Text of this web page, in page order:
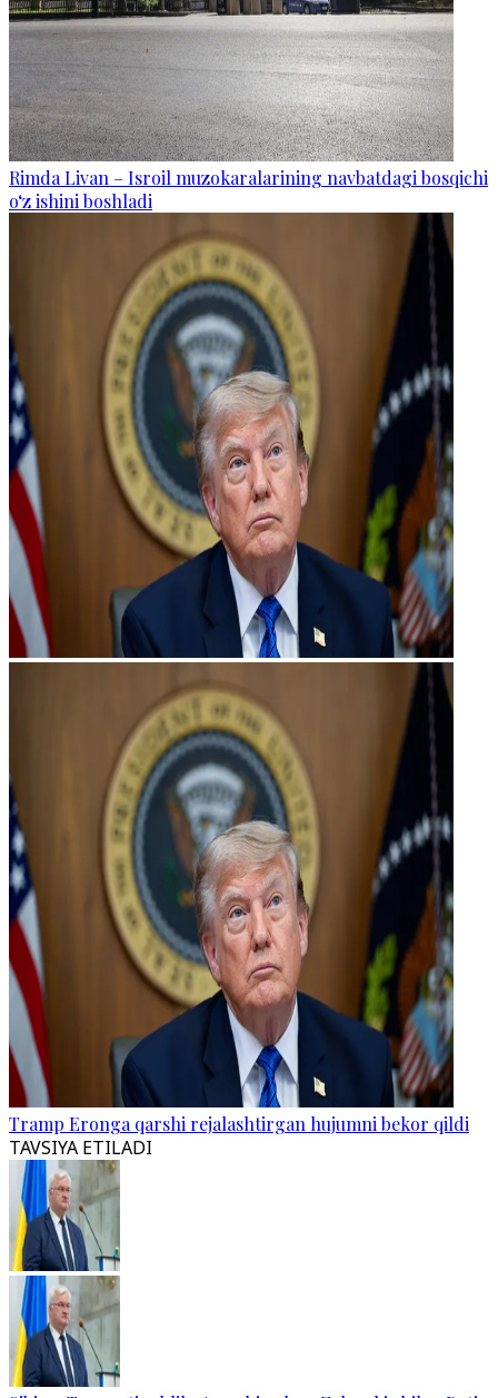
Rimda Livan – Isroil muzokaralarining navbatdagi bosqichi
o‘z ishini boshladi
Tramp Eronga qarshi rejalashtirgan hujumni bekor qildi
TAVSIYA ETILADI